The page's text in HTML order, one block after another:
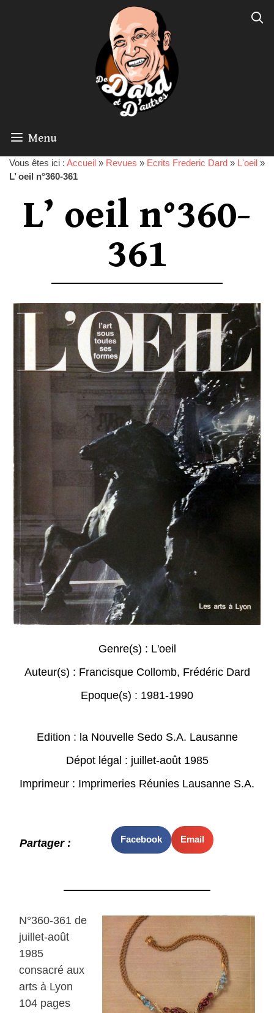
Menu
Vous êtes ici : Accueil » Revues » Ecrits Frederic Dard » L'oeil »
L’ oeil n°360-361
L’ oeil n°360-
361
Genre(s) : L'oeil
Auteur(s) : Francisque Collomb, Frédéric Dard
Epoque(s) : 1981-1990
Edition : la Nouvelle Sedo S.A. Lausanne
Dépot légal : juillet-août 1985
Imprimeur : Imprimeries Réunies Lausanne S.A.
Partager : Facebook Email
N°360-361 de
juillet-août
1985
consacré aux
arts à Lyon
104 pages